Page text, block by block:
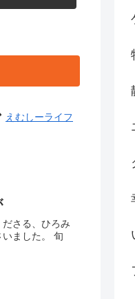
えむしーライフ
さる、ひろみ
ました。 旬